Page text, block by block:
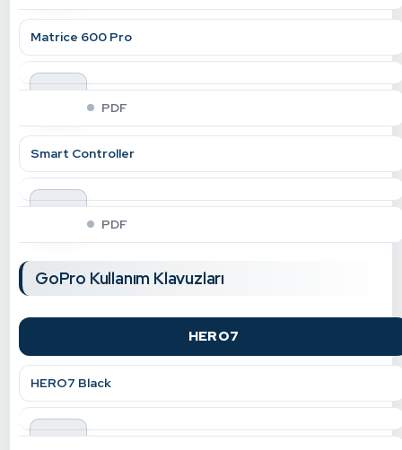
Matrice 600 Pro
indir
PDF
Smart Controller
indir
PDF
GoPro Kullanım Klavuzları
HERO7
HERO7 Black
indir